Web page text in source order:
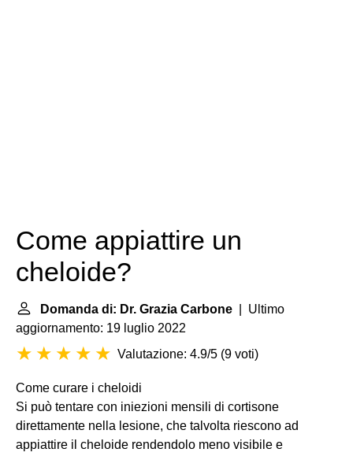
Come appiattire un
cheloide?
Domanda di: Dr. Grazia Carbone | Ultimo
aggiornamento: 19 luglio 2022
Valutazione: 4.9/5 (9 voti)
Come curare i cheloidi
Si può tentare con iniezioni mensili di cortisone
direttamente nella lesione, che talvolta riescono ad
appiattire il cheloide rendendolo meno visibile e